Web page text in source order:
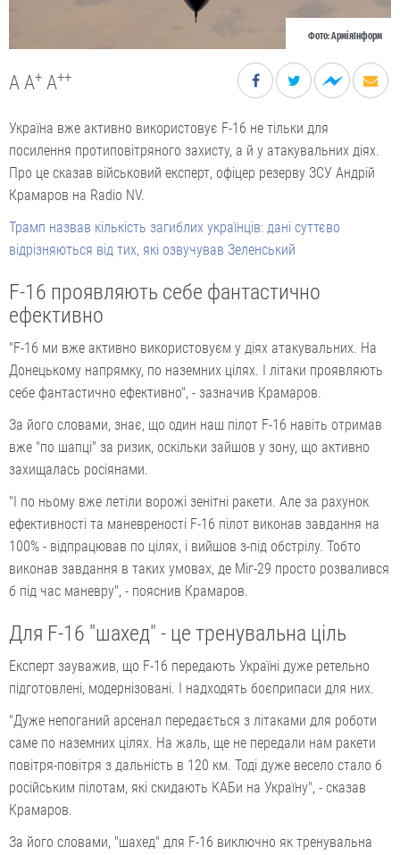
Фото: АрміяІнформ
A A+ A++
Україна вже активно використовує F-16 не тільки для
посилення протиповітряного захисту, а й у атакувальних діях.
Про це сказав військовий експерт, офіцер резерву ЗСУ Андрій
Крамаров на Radio NV.
Трамп назвав кількість загиблих українців: дані суттєво
відрізняються від тих, які озвучував Зеленський
F-16 проявляють себе фантастично
ефективно
"F-16 ми вже активно використовуєм у діях атакувальних. На
Донецькому напрямку, по наземних цілях. І літаки проявляють
себе фантастично ефективно", - зазначив Крамаров.
За його словами, знає, що один наш пілот F-16 навіть отримав
вже "по шапці" за ризик, оскільки зайшов у зону, що активно
захищалась росіянами.
"І по ньому вже летіли ворожі зенітні ракети. Але за рахунок
ефективності та маневреності F-16 пілот виконав завдання на
100% - відпрацював по цілях, і вийшов з-під обстрілу. Тобто
виконав завдання в таких умовах, де Міг-29 просто розвалився
б під час маневру", - пояснив Крамаров.
Для F-16 "шахед" - це тренувальна ціль
Експерт зауважив, що F-16 передають Україні дуже ретельно
підготовлені, модернізовані. І надходять боєприпаси для них.
"Дуже непоганий арсенал передається з літаками для роботи
саме по наземних цілях. На жаль, ще не передали нам ракети
повітря-повітря з дальність в 120 км. Тоді дуже весело стало б
російським пілотам, які скидають КАБи на Україну", - сказав
Крамаров.
За його словами, "шахед" для F-16 виключно як тренувальна